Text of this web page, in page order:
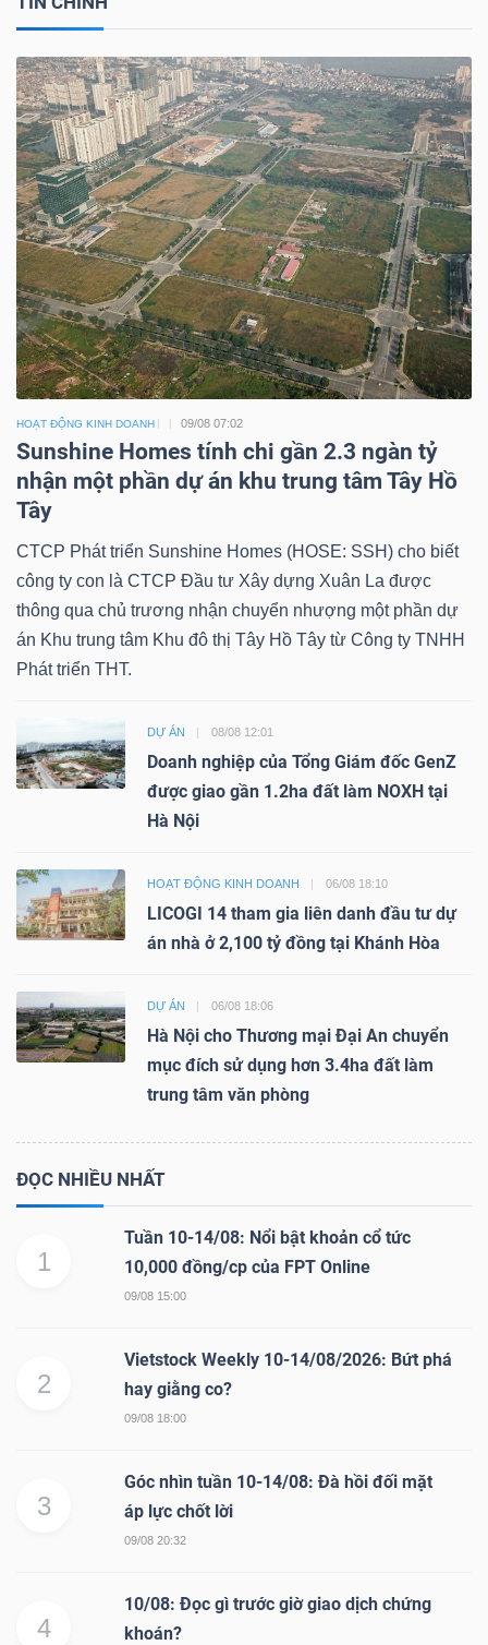
HOẠT ĐỘNG KINH DOANH 09/08 07:02
Sunshine Homes tính chi gần 2.3 ngàn tỷ
nhận một phần dự án khu trung tâm Tây Hồ
Tây
CTCP Phát triển Sunshine Homes (HOSE: SSH) cho biết
công ty con là CTCP Đầu tư Xây dựng Xuân La được
thông qua chủ trương nhận chuyển nhượng một phần dự
án Khu trung tâm Khu đô thị Tây Hồ Tây từ Công ty TNHH
Phát triển THT.
DỰ ÁN 08/08 12:01
Doanh nghiệp của Tổng Giám đốc GenZ
được giao gần 1.2ha đất làm NOXH tại
Hà Nội
HOẠT ĐỘNG KINH DOANH 06/08 18:10
LICOGI 14 tham gia liên danh đầu tư dự
án nhà ở 2,100 tỷ đồng tại Khánh Hòa
DỰ ÁN 06/08 18:06
Hà Nội cho Thương mại Đại An chuyển
mục đích sử dụng hơn 3.4ha đất làm
trung tâm văn phòng
ĐỌC NHIỀU NHẤT
1
Tuần 10-14/08: Nổi bật khoản cổ tức
10,000 đồng/cp của FPT Online
09/08 15:00
2
Vietstock Weekly 10-14/08/2026: Bứt phá
hay giằng co?
09/08 18:00
3
Góc nhìn tuần 10-14/08: Đà hồi đối mặt
áp lực chốt lời
09/08 20:32
4
10/08: Đọc gì trước giờ giao dịch chứng
khoán?